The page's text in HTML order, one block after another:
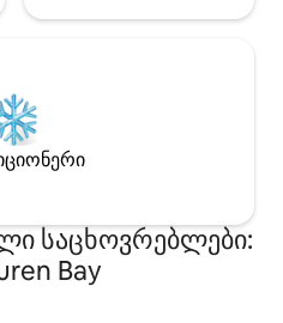
საცხოვრებლები:
Bay